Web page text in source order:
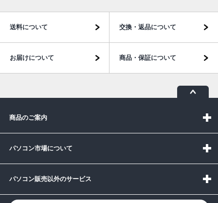
送料について 交換・返品について
お届けについて 商品・保証について
商品のご案内
パソコン市場について
パソコン販売以外のサービス